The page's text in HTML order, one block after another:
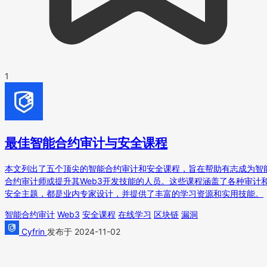
1
最佳智能合约审计与安全课程
本文列出了五个顶尖的智能合约审计和安全课程，旨在帮助有志成为智
合约审计师或提升其Web3开发技能的人员。这些课程涵盖了各种审计
安全主题，都是业内专家设计，并提供了丰富的学习资源和实用技能。
智能合约审计 Web3 安全课程 在线学习 区块链 漏洞
Cyfrin 发布于 2024-11-02